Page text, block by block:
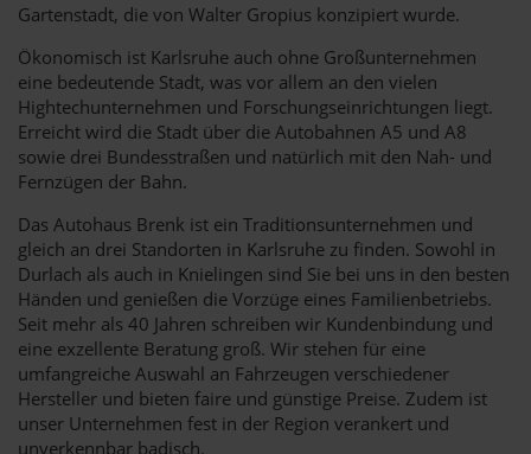
Gartenstadt, die von Walter Gropius konzipiert wurde.
Ökonomisch ist Karlsruhe auch ohne Großunternehmen
eine bedeutende Stadt, was vor allem an den vielen
Hightechunternehmen und Forschungseinrichtungen liegt.
Erreicht wird die Stadt über die Autobahnen A5 und A8
sowie drei Bundesstraßen und natürlich mit den Nah- und
Fernzügen der Bahn.
Das Autohaus Brenk ist ein Traditionsunternehmen und
gleich an drei Standorten in Karlsruhe zu finden. Sowohl in
Durlach als auch in Knielingen sind Sie bei uns in den besten
Händen und genießen die Vorzüge eines Familienbetriebs.
Seit mehr als 40 Jahren schreiben wir Kundenbindung und
eine exzellente Beratung groß. Wir stehen für eine
umfangreiche Auswahl an Fahrzeugen verschiedener
Hersteller und bieten faire und günstige Preise. Zudem ist
unser Unternehmen fest in der Region verankert und
unverkennbar badisch.